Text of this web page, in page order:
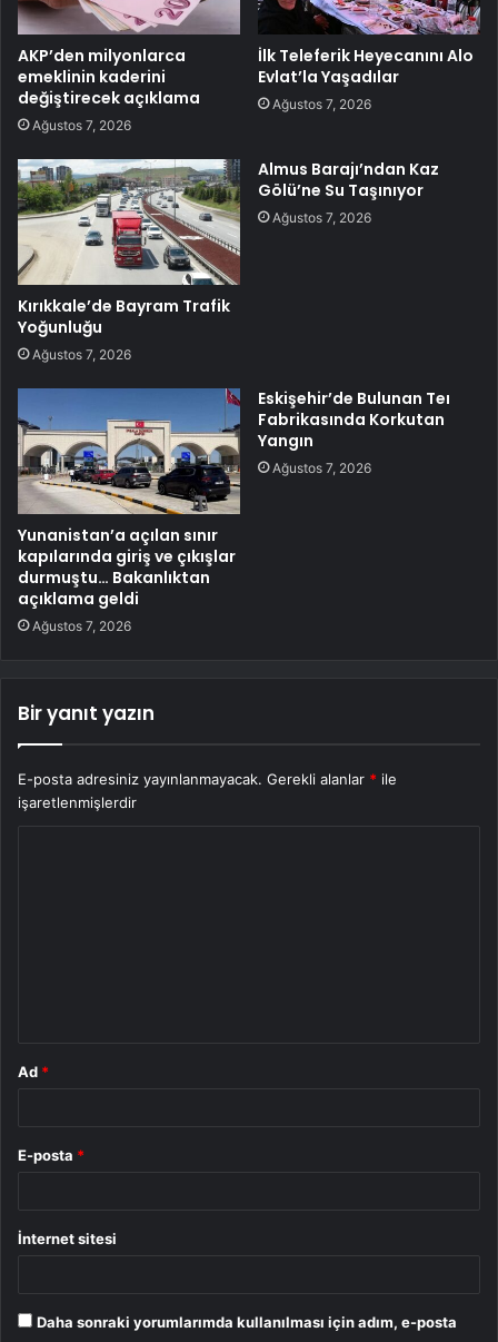
AKP’den milyonlarca
emeklinin kaderini
değiştirecek açıklama
Ağustos 7, 2026
İlk Teleferik Heyecanını Alo
Evlat’la Yaşadılar
Ağustos 7, 2026
Kırıkkale’de Bayram Trafik
Yoğunluğu
Ağustos 7, 2026
Almus Barajı’ndan Kaz
Gölü’ne Su Taşınıyor
Ağustos 7, 2026
Yunanistan’a açılan sınır
kapılarında giriş ve çıkışlar
durmuştu… Bakanlıktan
açıklama geldi
Ağustos 7, 2026
Eskişehir’de Bulunan Teı
Fabrikasında Korkutan
Yangın
Ağustos 7, 2026
Bir yanıt yazın
E-posta adresiniz yayınlanmayacak. Gerekli alanlar * ile
işaretlenmişlerdir
Ad *
E-posta *
İnternet sitesi
Daha sonraki yorumlarımda kullanılması için adım, e-posta